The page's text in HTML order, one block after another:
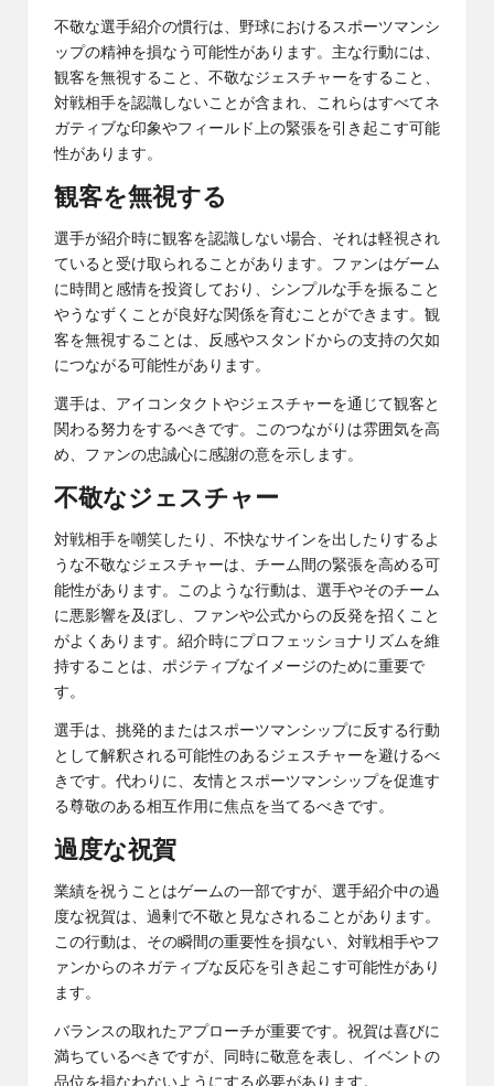
不敬な選手紹介の慣行は、野球におけるスポーツマンシ
ップの精神を損なう可能性があります。主な行動には、
観客を無視すること、不敬なジェスチャーをすること、
対戦相手を認識しないことが含まれ、これらはすべてネ
ガティブな印象やフィールド上の緊張を引き起こす可能
性があります。
観客を無視する
選手が紹介時に観客を認識しない場合、それは軽視され
ていると受け取られることがあります。ファンはゲーム
に時間と感情を投資しており、シンプルな手を振ること
やうなずくことが良好な関係を育むことができます。観
客を無視することは、反感やスタンドからの支持の欠如
につながる可能性があります。
選手は、アイコンタクトやジェスチャーを通じて観客と
関わる努力をするべきです。このつながりは雰囲気を高
め、ファンの忠誠心に感謝の意を示します。
不敬なジェスチャー
対戦相手を嘲笑したり、不快なサインを出したりするよ
うな不敬なジェスチャーは、チーム間の緊張を高める可
能性があります。このような行動は、選手やそのチーム
に悪影響を及ぼし、ファンや公式からの反発を招くこと
がよくあります。紹介時にプロフェッショナリズムを維
持することは、ポジティブなイメージのために重要で
す。
選手は、挑発的またはスポーツマンシップに反する行動
として解釈される可能性のあるジェスチャーを避けるべ
きです。代わりに、友情とスポーツマンシップを促進す
る尊敬のある相互作用に焦点を当てるべきです。
過度な祝賀
業績を祝うことはゲームの一部ですが、選手紹介中の過
度な祝賀は、過剰で不敬と見なされることがあります。
この行動は、その瞬間の重要性を損ない、対戦相手やフ
ァンからのネガティブな反応を引き起こす可能性があり
ます。
バランスの取れたアプローチが重要です。祝賀は喜びに
満ちているべきですが、同時に敬意を表し、イベントの